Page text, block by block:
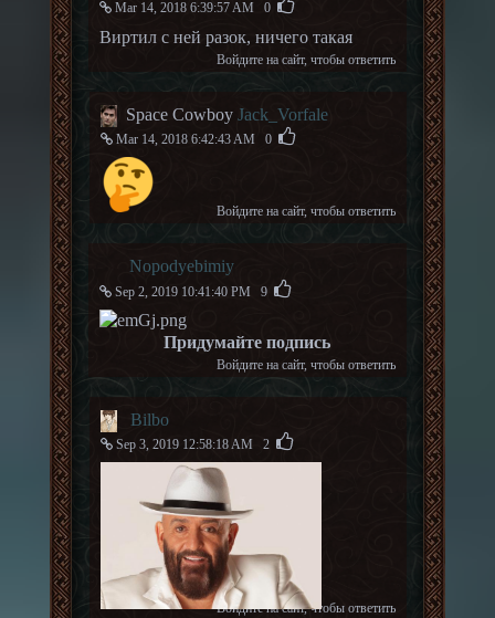
Mar 14, 2018 6:39:57 AM 0
Виртил с ней разок, ничего такая
Войдите на сайт, чтобы ответить
Space Cowboy Jack_Vorfale
Mar 14, 2018 6:42:43 AM 0
Войдите на сайт, чтобы ответить
Nopodyebimiy
Sep 2, 2019 10:41:40 PM 9
Придумайте подпись
Войдите на сайт, чтобы ответить
Bilbo
Sep 3, 2019 12:58:18 AM 2
Войдите на сайт, чтобы ответить